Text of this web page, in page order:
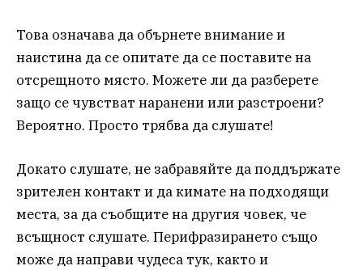
Това означава да обърнете внимание и
наистина да се опитате да се поставите на
отсрещното място. Можете ли да разберете
защо се чувстват наранени или разстроени?
Вероятно. Просто трябва да слушате!
Докато слушате, не забравяйте да поддържате
зрителен контакт и да кимате на подходящи
места, за да съобщите на другия човек, че
всъщност слушате. Перифразирането също
може да направи чудеса тук, както и